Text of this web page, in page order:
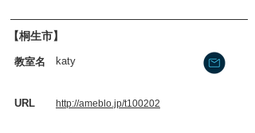
【桐生市】
​教室名 katy
​URL http://ameblo.jp/t100202